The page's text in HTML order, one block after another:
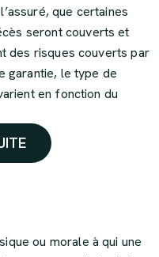
que certaines
seront couverts et
des risques couverts par
garantie, le type de
en fonction du
ou morale à qui une